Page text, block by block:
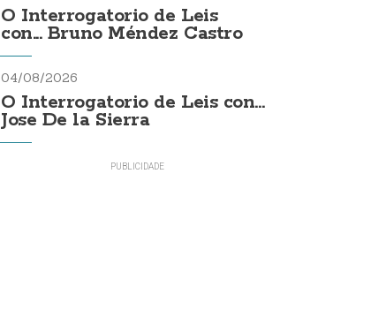
O Interrogatorio de Leis
con... Bruno Méndez Castro
04/08/2026
O Interrogatorio de Leis con...
Jose De la Sierra